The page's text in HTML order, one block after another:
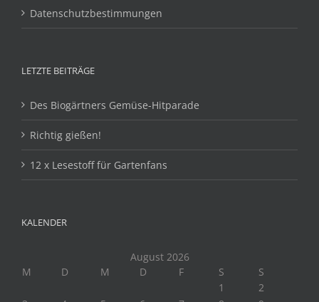
Datenschutzbestimmungen
LETZTE BEITRÄGE
Des Biogärtners Gemüse-Hitparade
Richtig gießen!
12 x Lesestoff für Gartenfans
KALENDER
August 2026
M
D M D F S
S
1
2